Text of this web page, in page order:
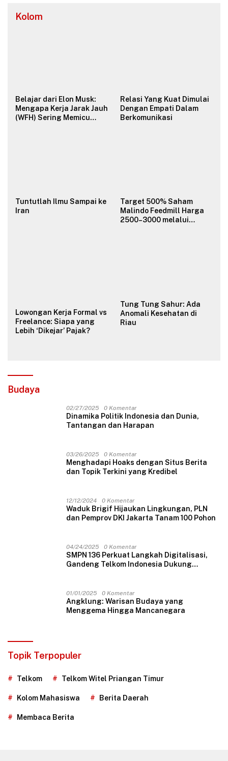
Kolom
Belajar dari Elon Musk:
Mengapa Kerja Jarak Jauh
(WFH) Sering Memicu
Relasi Yang Kuat Dimulai
Dengan Empati Dalam
Berkomunikasi
Tuntutlah Ilmu Sampai ke
Iran
Target 500% Saham
Malindo Feedmill Harga
2500–3000 melalui
Lowongan Kerja Formal vs
Freelance: Siapa yang
Lebih ‘Dikejar’ Pajak?
Tung Tung Sahur: Ada
Anomali Kesehatan di
Riau
Budaya
02/27/2025 0 Komentar
Dinamika Politik Indonesia dan Dunia,
Tantangan dan Harapan
03/26/2025 0 Komentar
Menghadapi Hoaks dengan Situs Berita
dan Topik Terkini yang Kredibel
12/12/2024 0 Komentar
Waduk Brigif Hijaukan Lingkungan, PLN
dan Pemprov DKI Jakarta Tanam 100 Pohon
04/24/2025 0 Komentar
SMPN 136 Perkuat Langkah Digitalisasi,
Gandeng Telkom Indonesia Dukung
01/01/2025 0 Komentar
Angklung: Warisan Budaya yang
Menggema Hingga Mancanegara
Topik Terpopuler
Telkom Telkom Witel Priangan Timur
Kolom Mahasiswa Berita Daerah
Membaca Berita